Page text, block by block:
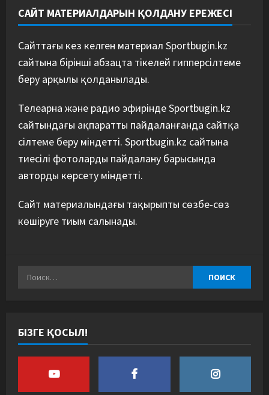
САЙТ МАТЕРИАЛДАРЫН ҚОЛДАНУ ЕРЕЖЕСІ
Сайттағы кез келген материал Sportbugin.kz
сайтына бірінші абзацта тікелей гипперсілтеме
беру арқылы қолданылады.
Телеарна және радио эфирінде Sportbugin.kz
сайтындағы ақпаратты пайдаланғанда сайтқа
сілтеме беру міндетті. Sportbugin.kz сайтына
тиесілі фотоларды пайдалану барысында
авторды көрсету міндетті.
Сайт материалындағы тақырыпты сөзбе-сөз
көшіруге тиым салынады.
БІЗГЕ ҚОСЫЛ!